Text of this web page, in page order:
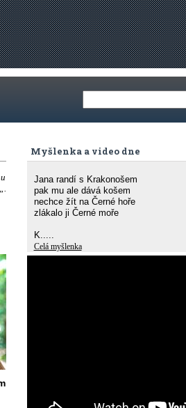
Myšlenka a video dne
Jana randí s Krakonošem
pak mu ale dává košem
nechce žít na Černé hoře
zlákalo ji Černé moře
K.....
Celá myšlenka